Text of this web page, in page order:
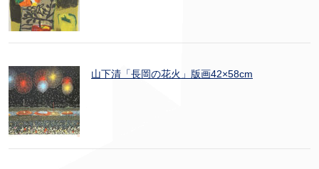
山下清「長岡の花火」版画42×58cm